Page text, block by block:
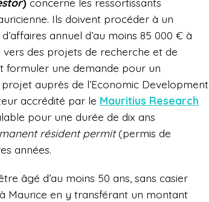
Ils doivent procéder à un
annuel d’au moins 85 000 € à
vers des projets de recherche et de
formuler une demande pour un
auprès de l’Economic Development
accrédité par le Mauritius Research
pour une durée de dix ans
résident permit(permis de
années.
âgé d’au moins 50 ans, sans casier
Maurice en y transférant un montant